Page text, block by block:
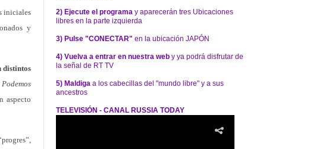
iniciales
y
distintos
Podemos
aspecto
2) Ejecute el programa y aparecerán tres Ubicaciones
libres en la parte izquierda
3) Pulse "CONECTAR" en la ubicación JAPÓN
4) Vuelva a entrar en nuestra web y ya podrá disfrutar de
la señal de RT TV
5) Maldiga a los cabecillas del "mundo libre" y a sus
ancestros
TELEVISIÓN - CANAL RUSSIA TODAY